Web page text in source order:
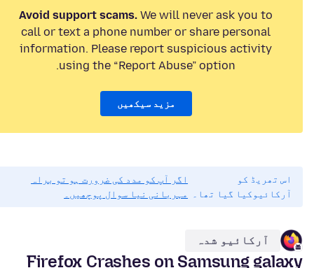
Avoid support scams. We will never ask you to
call or text a phone number or share personal
information. Please report suspicious activity
using the “Report Abuse” option.
مزید سیکھیں
اس تھریڈ کو
آرکائیوکیا گیا تھا۔
اگر آپ کو مدد کی ضرورت ہو تو براہ
مہربانی نیا سوال پوچھیں۔
آرکائیو شدہ
Firefox Crashes on Samsung galaxy